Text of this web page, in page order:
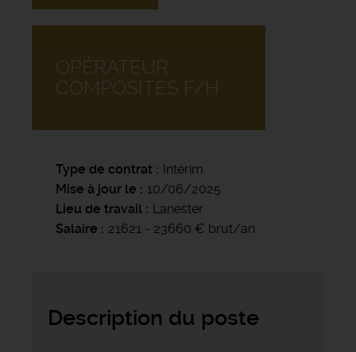
OPÉRATEUR
COMPOSITES F/H
Type de contrat
Intérim
Mise à jour le
10/06/2025
Lieu de travail
Lanester
Salaire
21621 - 23660 € brut/an
Description du poste